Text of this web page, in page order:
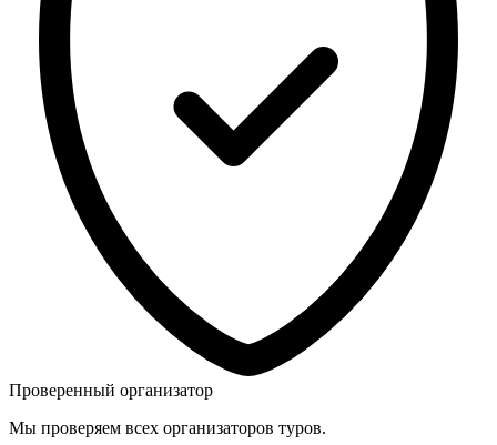
Проверенный организатор
Мы проверяем всех организаторов туров.